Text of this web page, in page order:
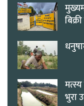
भुरा